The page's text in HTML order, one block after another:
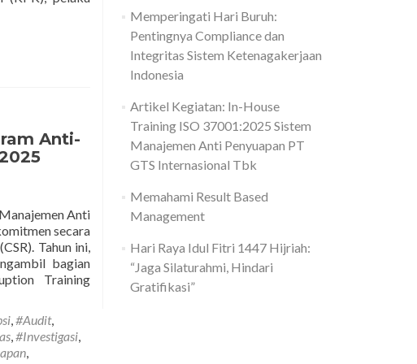
Tahun
Anti-
Anti
secara
Tahun ini,
bagian
Training
,#Audit,
,#Investigasi,
,
Memperingati Hari Buruh:
Pentingnya Compliance dan
Integritas Sistem Ketenagakerjaan
Indonesia
Artikel Kegiatan: In-House
Training ISO 37001:2025 Sistem
Manajemen Anti Penyuapan PT
GTS Internasional Tbk
Memahami Result Based
Management
Hari Raya Idul Fitri 1447 Hijriah:
“Jaga Silaturahmi, Hindari
Gratifikasi”